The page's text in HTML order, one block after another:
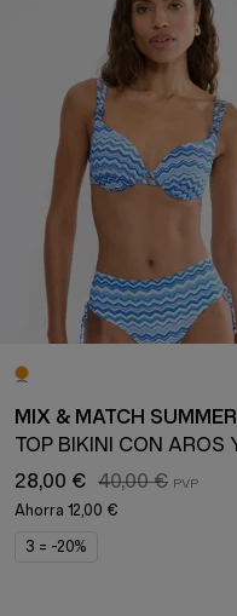
MIX & MATCH SUMMER
28,00 € 40,00 €
Ahorra 12,00 €
3 = -20%